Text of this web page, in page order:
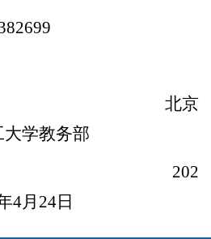
京
大学教务部
4月24日